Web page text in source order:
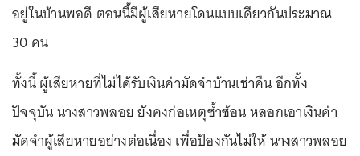
อยู่ในบ้านพอดี ตอนนี้มีผู้เสียหายโดนแบบเดียวกันประมาณ
30 คน
ทั้งนี้ ผู้เสียหายที่ไม่ได้รับเงินค่ามัดจำบ้านเช่าคืน อีกทั้ง
ปัจจุบัน นางสาวพลอย ยังคงก่อเหตุซ้ำซ้อน หลอกเอาเงินค่า
มัดจำผู้เสียหายอย่างต่อเนื่อง เพื่อป้องกันไม่ให้ นางสาวพลอย